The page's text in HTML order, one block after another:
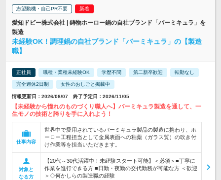
志望動機・自己PR不要
愛知ドビー株式会社 | 鋳物ホーロー鍋の自社ブランド「バーミキュラ」を
製造
未経験OK！調理鍋の自社ブランド「バーミキュラ」の【製造
職】
正社員 職種・業種未経験OK 学歴不問 第二新卒歓迎 転勤なし
完全週休2日制 女性のおしごと掲載中
情報更新日：2026/08/07 終了予定日：2026/11/05
【未経験から憧れのものづくり職人へ】バーミキュラ製造を通して、一
生モノの技術と誇りを手に入れよう！
仕事内容
世界中で愛用されているバーミキュラ製品の製造に携わり、ホ
ーロー工程担当として金属表面への釉薬（ガラス質）の吹き付
け作業等を担当いただきます。
対象と
なる方
【20代～30代活躍中！未経験スタート可能】＜必須＞■丁寧に
作業を進行できる方 ■日勤・夜勤の交代勤務が可能な方 ＜歓迎
＞◇何かしらの製造職の経験